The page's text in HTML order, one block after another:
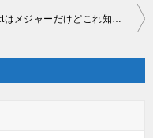
&pctはメジャーだけどこれ知ってる？